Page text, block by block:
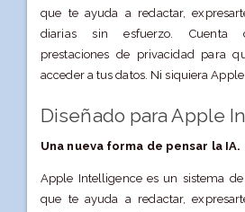
que te ayuda a redactar,
diarias sin esfuerzo. Cuenta
prestaciones de privacidad para
acceder a tus datos. Ni siquiera Apple.
Diseñado para Apple
Una nueva forma de pensar la IA.
Apple Intelligence es un sistema
que te ayuda a redactar,